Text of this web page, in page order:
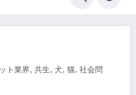
ト業界, 共生, 犬, 猫, 社会問